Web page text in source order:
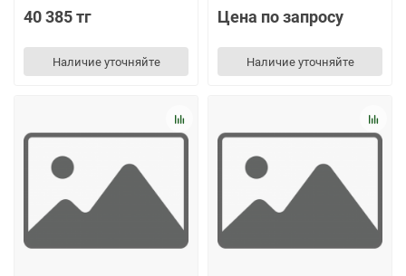
40 385 тг
Наличие уточняйте
Цена по запросу
Наличие уточняйте